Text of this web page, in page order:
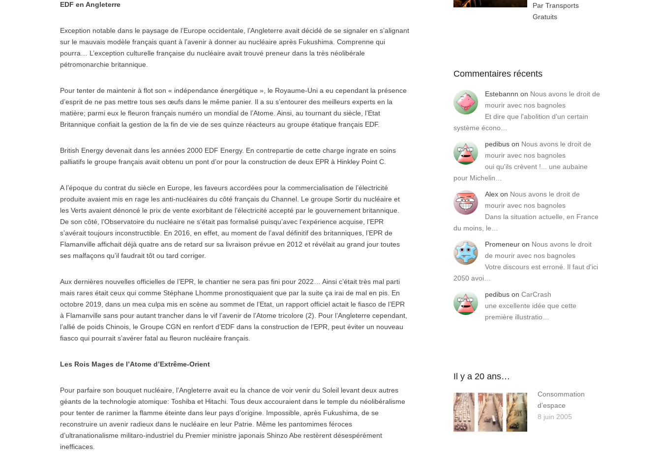
EDF en Angleterre
Exception notable dans le paysage de l’Europe occidentale, l’Angleterre avait décidé de se signaler en s’alignant
sur le mauvais modèle français quant à l’avenir à donner au nucléaire après Fukushima. Comprenne qui
pourra… L’exception culturelle française du nucléaire avait trouvé preneur dans la très néolibérale
pétromonarchie britannique.
Pour tenter de maintenir à flot son « indépendance énergétique », le Royaume-Uni a eu cependant la présence
d’esprit de ne pas mettre tous ses œufs dans le même panier. Il a su s’entourer des meilleurs experts en la
matière; parmi eux le fleuron français numéro un mondial de l’Atome. Ainsi, au tournant du siècle, l’Etat
Britannique confiait la gestion de la fin de vie de ses quinze réacteurs au groupe étatique français EDF.
British Energy devenait dans les années 2000 EDF Energy. En contrepartie de cette charge ingrate en soins
palliatifs le groupe français avait obtenu un pont d’or pour la construction de deux EPR à Hinkley Point C.
A l’époque du contrat du siècle en Europe, les faveurs accordées pour la commercialisation de l’électricité
produite avaient mis en rage les anti-nucléaires du côté français du Channel. Le groupe Sortir du nucléaire et
les Verts avaient dénoncé le prix de vente exorbitant de l’électricité accepté par le gouvernement britannique.
De son côté, l’Observatoire du nucléaire ne s’était pas formalisé puisqu’avec l’expérience acquise, l’EPR
s’avérait toujours inconstructible. En 2016, en effet, au moment de l’aval définitif des britanniques, l’EPR de
Flamanville affichait déjà quatre ans de retard sur sa livraison prévue en 2012 et révélait au grand jour toutes
ses malfaçons qu’il faudrait tôt ou tard corriger.
Aux dernières nouvelles officielles de l’EPR, le chantier ne sera pas fini pour 2022… Ainsi c’était très mal parti
mais rares était ceux qui comme Stéphane Lhomme pronostiquaient que par la suite ça irai de mal en pis. En
octobre 2019, dans un mea culpa mis en scène au sommet de l’Etat, un rapport officiel actait le fiasco de l’EPR
à Flamanville sans pour autant trancher dans le vif l’avenir de l’Atome tricolore (2). Pour l’Angleterre cependant,
l’allié de poids Chinois, le Groupe CGN en renfort d’EDF dans la construction de l’EPR, peut éviter un nouveau
fiasco qui pourrait s’avérer fatal au fleuron nucléaire français.
Les Rois Mages de l’Atome d’Extrême-Orient
Pour parfaire son bouquet nucléaire, l’Angleterre avait eu la chance de voir venir du Soleil levant deux autres
géants de la technologie atomique: Toshiba et Hitachi. Tous deux accouraient dans le temple du néolibéralisme
pour tenter de ranimer la flamme éteinte dans leur pays d’origine. Impossible, après Fukushima, de se
reconstruire un avenir radieux dans le nucléaire en leur Patrie. Même les pantomimes féroces
d’ultranationalisme militaro-industriel du Premier ministre japonais Shinzo Abe restèrent désespérément
inefficaces.
Par Transports
Gratuits
Commentaires récents
Estebannn on Nous avons le droit de
mourir avec nos bagnoles
Et dire que l'abolition d'un certain
système écono…
pedibus on Nous avons le droit de
mourir avec nos bagnoles
oui qu'ils crèvent !... une aubaine
pour Michelin…
Alex on Nous avons le droit de
mourir avec nos bagnoles
Dans la situation actuelle, en France
du moins, le…
Promeneur on Nous avons le droit
de mourir avec nos bagnoles
Votre discours est erroné. Il faut d'ici
2050 avoi…
pedibus on CarCrash
une excellente idée que cette
première illustratio…
Il y a 20 ans…
Consommation
d’espace
8 juin 2005